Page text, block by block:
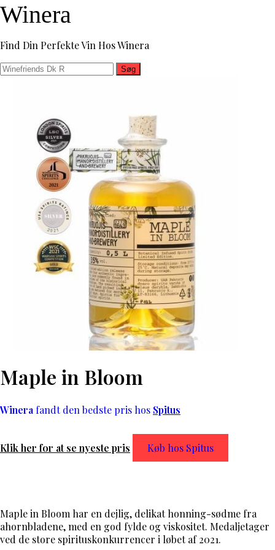
Winera
Find Din Perfekte Vin Hos Winera
Søg
Maple in Bloom
Winera fandt den bedste pris hos Spitus
Klik her for at se nyeste pris Køb hos Spitus
Maple in Bloom har en dejlig, delikat honning-sødme fra
ahornbladene, med en god fylde og viskositet. Medaljetager
ved de store spirituskonkurrencer i løbet af 2021.